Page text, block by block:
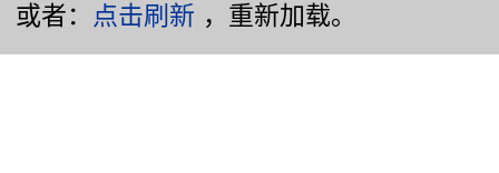
或者： 点击刷新 ，重新加载。